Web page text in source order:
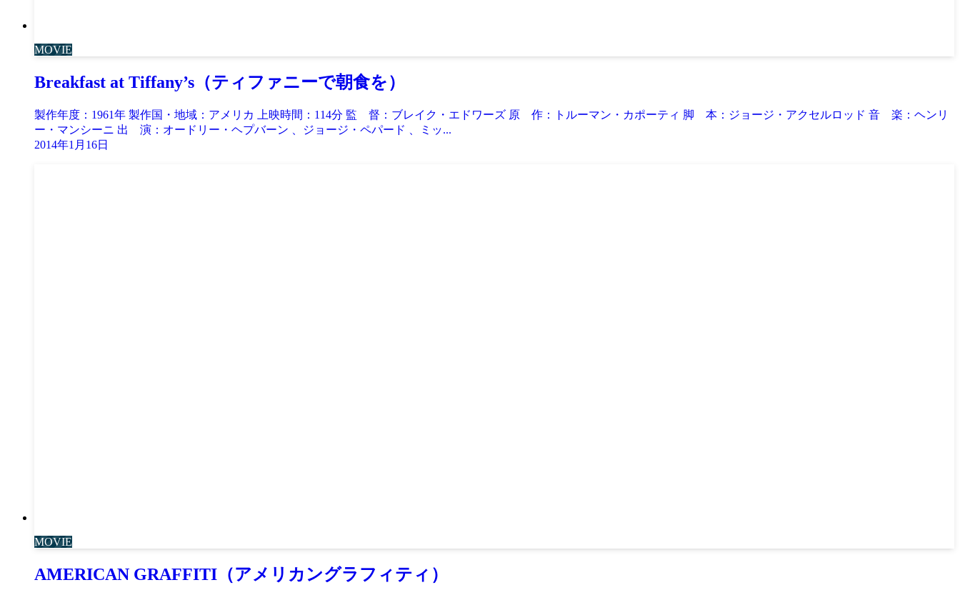
MOVIE
Breakfast at Tiffany’s（ティファニーで朝食を）
製作年度：1961年 製作国・地域：アメリカ 上映時間：114分 監 督：ブレイク・エドワーズ 原 作：トルーマン・カポーティ 脚 本：ジョージ・アクセルロッド 音 楽：ヘンリ
ー・マンシーニ 出 演：オードリー・ヘプバーン 、ジョージ・ペパード 、ミッ...
2014年1月16日
MOVIE
AMERICAN GRAFFITI（アメリカングラフィティ）